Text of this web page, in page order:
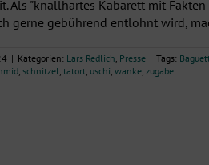
Als "knallhartes Kabarett mit
gerne gebührend entlohnt wird,
| Kategorien: Lars Redlich Presse | Tags:
schnitzel tatort uschi wanke zugabe